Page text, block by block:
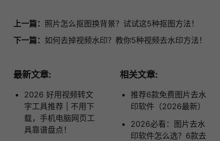
上一篇： 照片怎么抠图换背景？试试这5种抠图方法！
下一篇： 如何去掉视频水印？教你5种视频去水印方法！
最新文章:
2026 好用视频转文
字工具推荐 | 不用下
载，手机电脑网页工
具靠谱盘点！
相关文章:
推荐6款免费图片去水
印软件（2026最新）
2026必看：图片去水
印软件怎么选？6款去